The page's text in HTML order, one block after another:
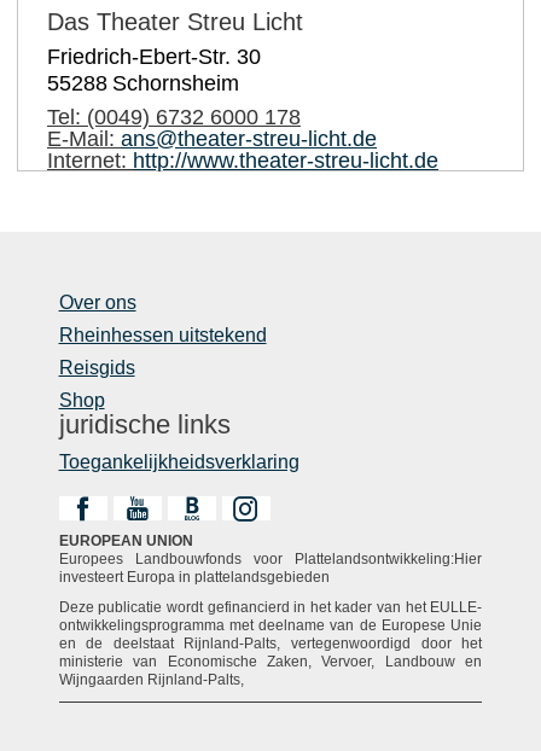
Das Theater Streu Licht
Friedrich-Ebert-Str. 30
55288 Schornsheim
Tel: (0049) 6732 6000 178
E-Mail: ans@theater-streu-licht.de
Internet: http://www.theater-streu-licht.de
Over ons
Rheinhessen uitstekend
Reisgids
Shop
juridische links
Toegankelijkheidsverklaring
EUROPEAN UNION
Europees Landbouwfonds voor Plattelandsontwikkeling:Hier
investeert Europa in plattelandsgebieden
Deze publicatie wordt gefinancierd in het kader van het EULLE-
ontwikkelingsprogramma met deelname van de Europese Unie
en de deelstaat Rijnland-Palts, vertegenwoordigd door het
ministerie van Economische Zaken, Vervoer, Landbouw en
Wijngaarden Rijnland-Palts,